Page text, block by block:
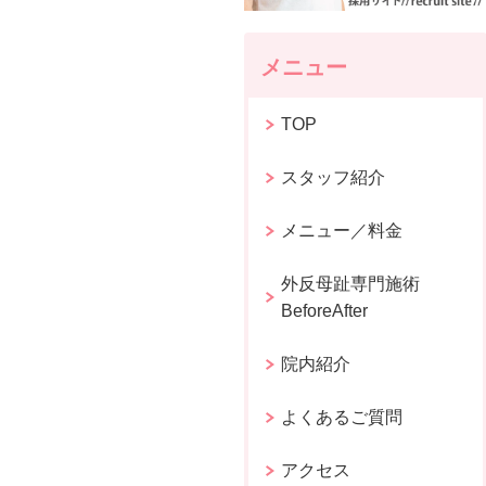
メニュー
TOP
スタッフ紹介
メニュー／料金
外反母趾専門施術
BeforeAfter
院内紹介
よくあるご質問
アクセス